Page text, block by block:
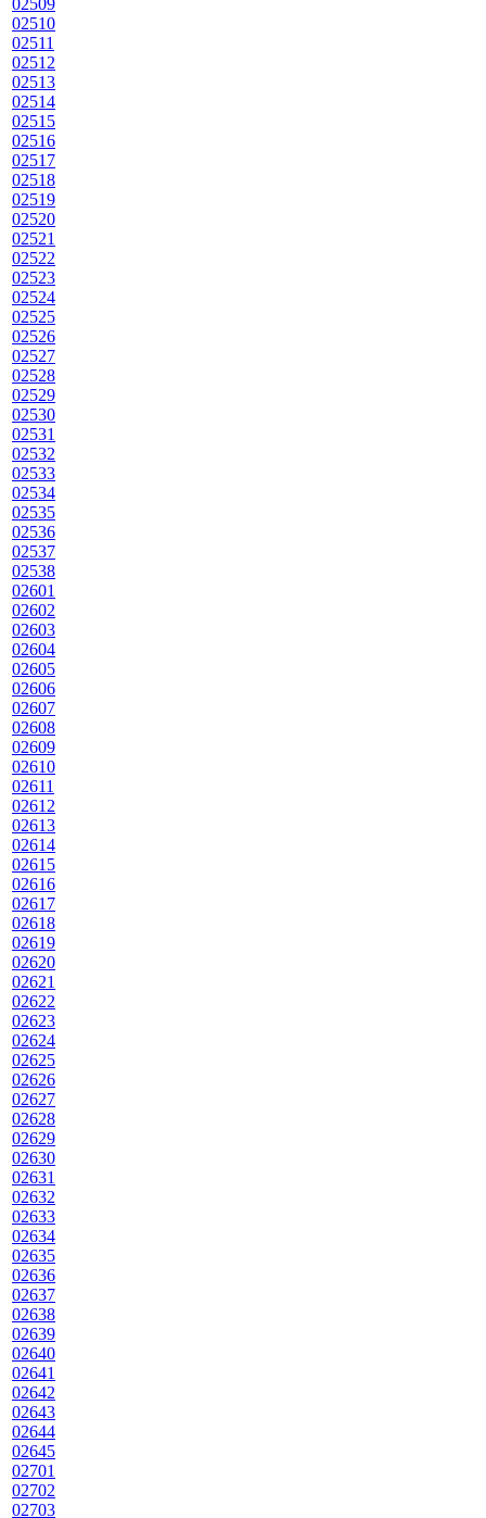
02509
02510
02511
02512
02513
02514
02515
02516
02517
02518
02519
02520
02521
02522
02523
02524
02525
02526
02527
02528
02529
02530
02531
02532
02533
02534
02535
02536
02537
02538
02601
02602
02603
02604
02605
02606
02607
02608
02609
02610
02611
02612
02613
02614
02615
02616
02617
02618
02619
02620
02621
02622
02623
02624
02625
02626
02627
02628
02629
02630
02631
02632
02633
02634
02635
02636
02637
02638
02639
02640
02641
02642
02643
02644
02645
02701
02702
02703